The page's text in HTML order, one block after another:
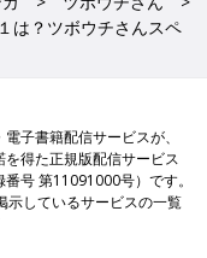
は？ツボウチさんスペ
子書籍配信サービスが、
得た正規版配信サービス
号 第11091000号）です。
示しているサービスの一覧